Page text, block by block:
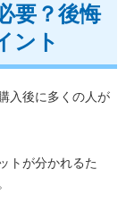
要？後悔
ント
入後に多くの人が
トが分かれるた